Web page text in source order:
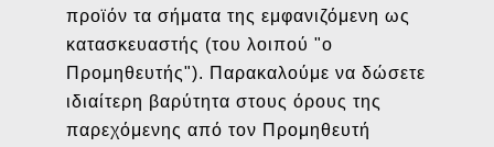
προϊόν τα σήματα της εμφανιζόμενη ως
κατασκευαστής (του λοιπού "ο
Προμηθευτής"). Παρακαλούμε να δώσετε
ιδιαίτερη βαρύτητα στους όρους της
παρεχόμενης από τον Προμηθευτή